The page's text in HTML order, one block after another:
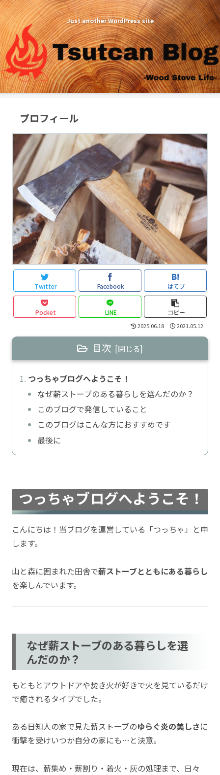
Just another WordPress site
プロフィール
Twitter Facebook はてブ
Pocket LINE コピー
2025.06.18 2021.05.12
目次
つっちゃブログへようこそ！
なぜ薪ストーブのある暮らしを選んだのか？
このブログで発信していること
このブログはこんな方におすすめです
最後に
つっちゃブログへようこそ！
こんにちは！当ブログを運営している「つっちゃ」と申
します。
山と森に囲まれた田舎で薪ストーブとともにある暮らし
を楽しんでいます。
なぜ薪ストーブのある暮らしを選
んだのか？
もともとアウトドアや焚き火が好きで火を見ているだけ
で癒されるタイプでした。
ある日知人の家で見た薪ストーブのゆらぐ炎の美しさに
衝撃を受けいつか自分の家にも…と決意。
現在は、薪集め・薪割り・着火・灰の処理まで、日々